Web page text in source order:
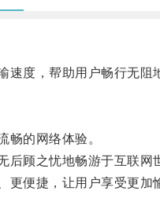
度，帮助用户畅行无阻
的网络体验。
顾之忧地畅游于互联网
便捷，让用户享受更加